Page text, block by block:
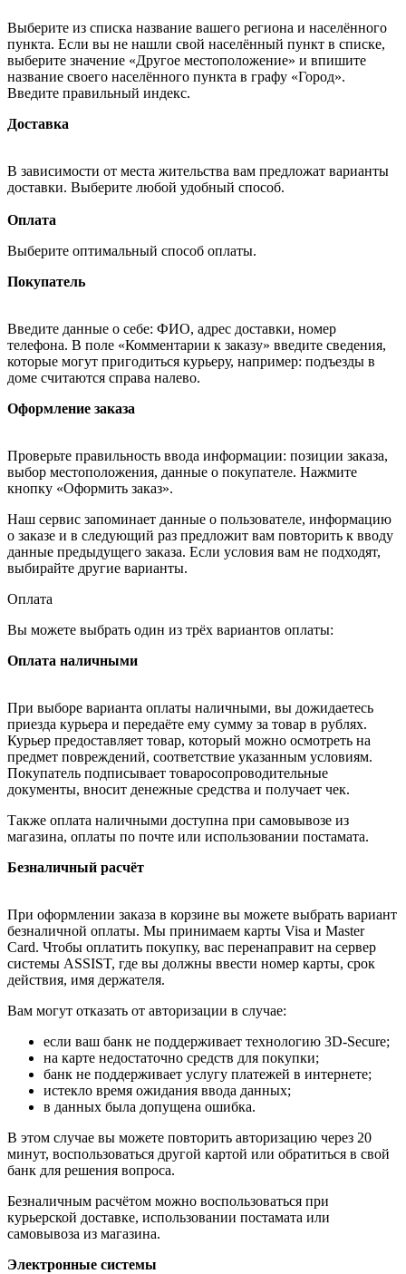
Выберите из списка название вашего региона и населённого
пункта. Если вы не нашли свой населённый пункт в списке,
выберите значение «Другое местоположение» и впишите
название своего населённого пункта в графу «Город».
Введите правильный индекс.
Доставка
В зависимости от места жительства вам предложат варианты
доставки. Выберите любой удобный способ.
Оплата
Выберите оптимальный способ оплаты.
Покупатель
Введите данные о себе: ФИО, адрес доставки, номер
телефона. В поле «Комментарии к заказу» введите сведения,
которые могут пригодиться курьеру, например: подъезды в
доме считаются справа налево.
Оформление заказа
Проверьте правильность ввода информации: позиции заказа,
выбор местоположения, данные о покупателе. Нажмите
кнопку «Оформить заказ».
Наш сервис запоминает данные о пользователе, информацию
о заказе и в следующий раз предложит вам повторить к вводу
данные предыдущего заказа. Если условия вам не подходят,
выбирайте другие варианты.
Оплата
Вы можете выбрать один из трёх вариантов оплаты:
Оплата наличными
При выборе варианта оплаты наличными, вы дожидаетесь
приезда курьера и передаёте ему сумму за товар в рублях.
Курьер предоставляет товар, который можно осмотреть на
предмет повреждений, соответствие указанным условиям.
Покупатель подписывает товаросопроводительные
документы, вносит денежные средства и получает чек.
Также оплата наличными доступна при самовывозе из
магазина, оплаты по почте или использовании постамата.
Безналичный расчёт
При оформлении заказа в корзине вы можете выбрать вариант
безналичной оплаты. Мы принимаем карты Visa и Master
Card. Чтобы оплатить покупку, вас перенаправит на сервер
системы ASSIST, где вы должны ввести номер карты, срок
действия, имя держателя.
Вам могут отказать от авторизации в случае:
если ваш банк не поддерживает технологию 3D-Secure;
на карте недостаточно средств для покупки;
банк не поддерживает услугу платежей в интернете;
истекло время ожидания ввода данных;
в данных была допущена ошибка.
В этом случае вы можете повторить авторизацию через 20
минут, воспользоваться другой картой или обратиться в свой
банк для решения вопроса.
Безналичным расчётом можно воспользоваться при
курьерской доставке, использовании постамата или
самовывоза из магазина.
Электронные системы